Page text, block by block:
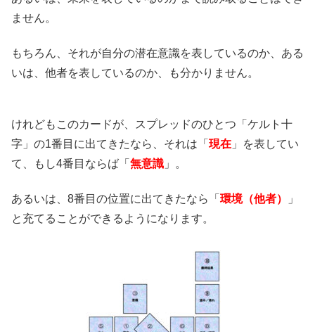
ません。
もちろん、それが自分の潜在意識を表しているのか、ある
いは、他者を表しているのか、も分かりません。
けれどもこのカードが、スプレッドのひとつ「ケルト十
字」の1番目に出てきたなら、それは「 現在 」を表してい
て、もし4番目ならば「 無意識 」。
あるいは、8番目の位置に出てきたなら「 環境（他者）
」
と充てることができるようになります。